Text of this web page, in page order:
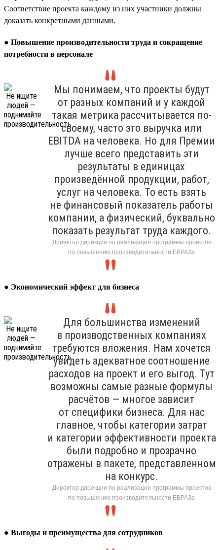
Соответствие проекта каждому из них участники должны
доказать конкретными данными.
● Повышение производительности труда и сокращение
потребности в персонале
Мы понимаем, что проекты будут
от разных компаний и у каждой
такая метрика рассчитывается по-
своему, часто это выручка или
EBITDA на человека. Но для Премии
лучше всего представить эти
результаты в единицах
произведённой продукции, работ,
услуг на человека. То есть взять
не финансовый показатель работы
компании, а физический, буквально
показать результат труда каждого.
Директор дирекции по реализации программы проектов
по повышению производительности ЕВРАЗа
● Экономический эффект для бизнеса
Для большинства изменений
в производственных компаниях
требуются вложения. Нам хочется
увидеть адекватное соотношение
расходов на проект и его выгод. Тут
возможны самые разные формулы
расчётов — многое зависит
от специфики бизнеса. Для нас
главное, чтобы категории затрат
и категории эффективности проекта
были подробно и прозрачно
отражены в пакете, представленном
на конкурс.
Директор дирекции по реализации программы проектов
по повышению производительности ЕВРАЗа
● Выгоды и преимущества для сотрудников